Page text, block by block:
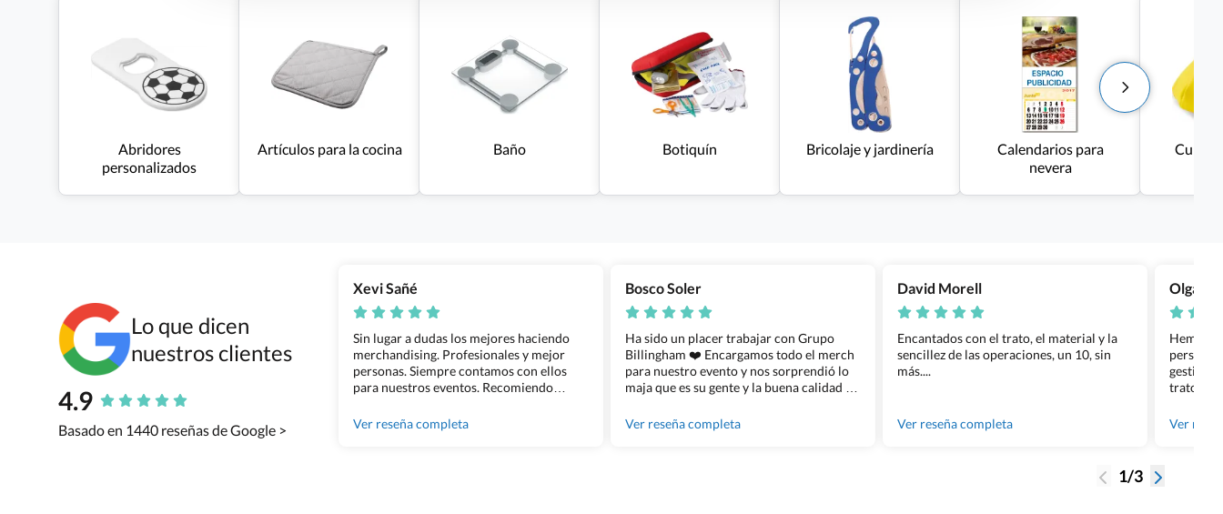
Abridores
personalizados
Artículos para la cocina Baño Botiquín Bricolaje y jardinería
Calendarios para
nevera
Lo que dicen
nuestros clientes
4.9
Basado en 1440 reseñas de Google >
Xevi Sañé
Sin lugar a dudas los mejores haciendo
merchandising. Profesionales y mejor
personas. Siempre contamos con ellos
para nuestros eventos. Recomiendo
Ver reseña completa
Bosco Soler
Ha sido un placer trabajar con Grupo
Billingham ❤️ Encargamos todo el merch
para nuestro evento y nos sorprendió lo
maja que es su gente y la buena calidad de
100% recomendado!!
Ver reseña completa
David Morell
Encantados con el trato, el material y la
sencillez de las operaciones, un 10, sin
más....
Ver reseña completa
Olga
Hemos
gestión
trato
gente
Ver
1/3